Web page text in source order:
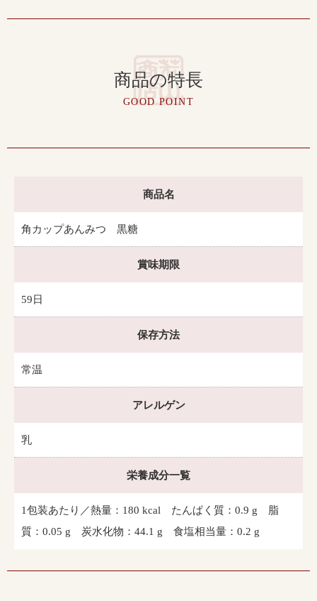
商品の特長
GOOD POINT
商品名
角カップあんみつ 黒糖
賞味期限
59日
保存方法
常温
アレルゲン
乳
栄養成分一覧
1包装あたり／熱量：180 kcal たんぱく質：0.9 g 脂
質：0.05 g 炭水化物：44.1 g 食塩相当量：0.2 g